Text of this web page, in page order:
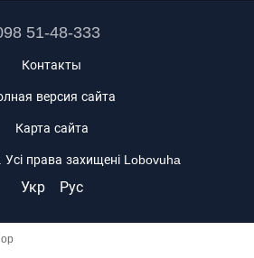
51-48-333
Контакты
версия сайта
Карта сайта
Усі права захищені Lobovuha
Укр Рус